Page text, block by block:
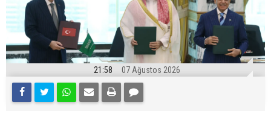
21:58 07 Ağustos 2026